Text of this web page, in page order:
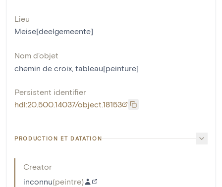
Lieu
Meise[deelgemeente]
Nom d'objet
chemin de croix, tableau[peinture]
Persistent identifier
hdl:20.500.14037/object.18153
PRODUCTION ET DATATION
Creator
inconnu(peintre)